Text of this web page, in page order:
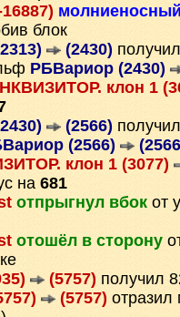
16887)
блок
(2430)
РБВариор (2430)
клон 1
(2566)
(2566)
клон 1 (3077)
на 681
отпрыгнул вбок от
отошёл в сторону
(5757) получил
(5757) отразил